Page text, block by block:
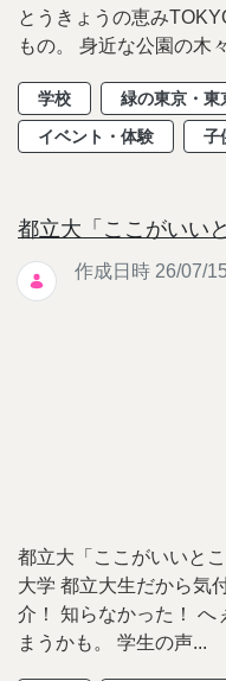
とうきょうの恵み
もの。 身近な公園の木
学校 緑の東京・東
イベント・体験
子
都立大「ここがいい
作成日時 26/07/
都立大「ここがいいと
大学 都立大生だから気
介！ 知らなかった！ へ
まうかも。 学生の声...